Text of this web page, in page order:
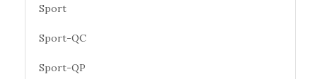
Sport
Sport-QC
Sport-QP